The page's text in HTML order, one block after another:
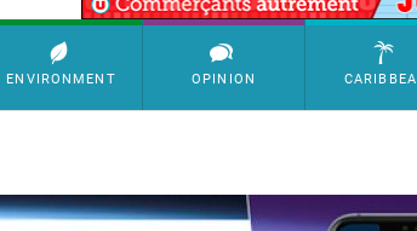
ENVIRONMENT OPINION